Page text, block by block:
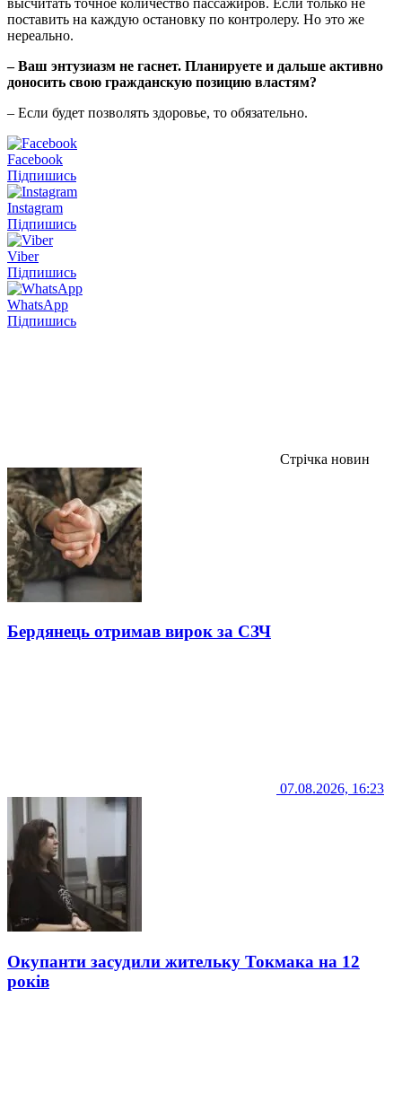
поставить на каждую остановку по контролеру. Но это же
нереально.
– Ваш энтузиазм не гаснет. Планируете и дальше активно
доносить свою гражданскую позицию властям?
– Если будет позволять здоровье, то обязательно.
Facebook
Підпишись
Instagram
Підпишись
Viber
Підпишись
WhatsApp
Підпишись
Стрічка новин
Бердянець отримав вирок за СЗЧ
07.08.2026, 16:23
Окупанти засудили жительку Токмака на 12
років